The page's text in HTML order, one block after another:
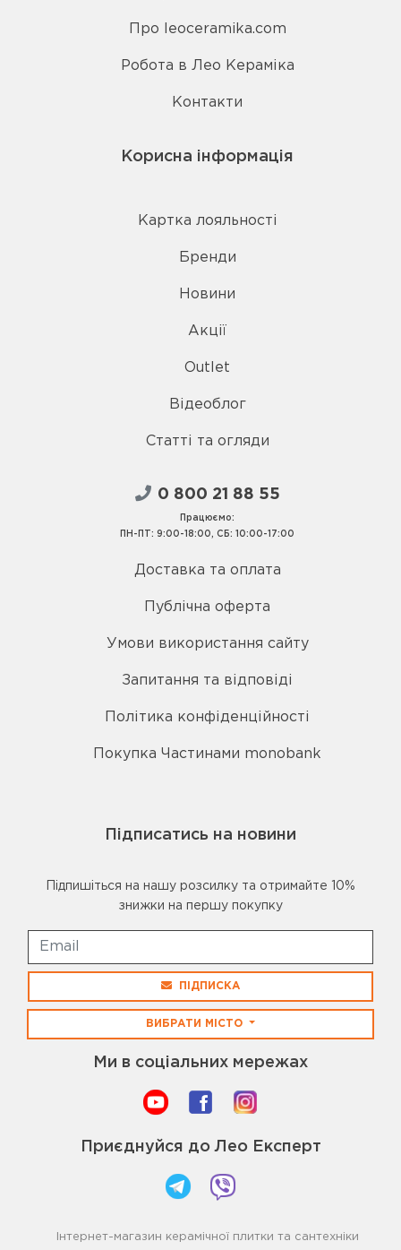
Про leoceramika.com
Робота в Лео Кераміка
Контакти
Корисна інформація
Картка лояльності
Бренди
Новини
Акції
Outlet
Відеоблог
Статті та огляди
0 800 21 88 55
Працюємо:
ПН-ПТ: 9:00-18:00, СБ: 10:00-17:00
Доставка та оплата
Публічна оферта
Умови використання сайту
Запитання та відповіді
Політика конфіденційності
Покупка Частинами monobank
Підписатись на новини
Підпишіться на нашу розсилку та отримайте 10%
знижки на першу покупку
ПІДПИСКА
ВИБРАТИ МІСТО
Ми в соціальних мережах
Приєднуйся до Лео Експерт
Інтернет-магазин керамічної плитки та сантехніки